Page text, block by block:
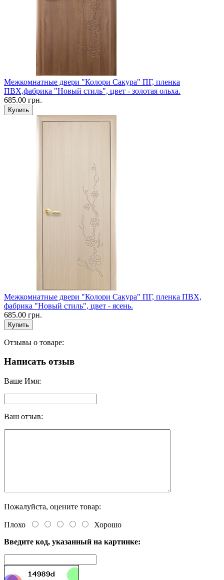
Межкомнатные двери "Колори Сакура" ПГ, пленка
ПВХ,фабрика "Новый стиль", цвет - золотая ольха.
685.00 грн.
Межкомнатные двери "Колори Сакура" ПГ, пленка ПВХ,
фабрика "Новый стиль", цвет - ясень.
685.00 грн.
Отзывы о товаре:
Написать отзыв
Ваше Имя:
Ваш отзыв:
Пожалуйста, оцените товар:
Плохо
Хорошо
Введите код, указанный на картинке: